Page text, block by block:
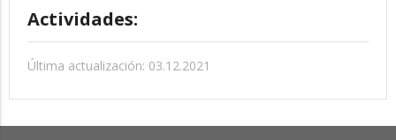
Actividades:
Última actualización: 03.12.2021